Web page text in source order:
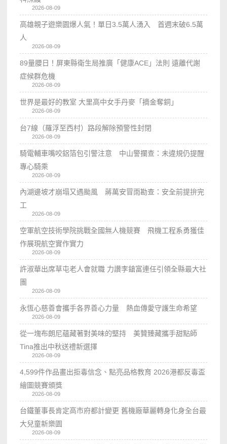
2026-08-09
高雄親子遊樂園爆人氣！單日3.5萬人湧入 首週末破6.5萬
人
2026-08-09
89量腰日！屏東縣衛生局推廣「健康ACE」法則 遠離代謝
症候群危機
2026-08-09
世界是最好的教室 大里高中女手丹麥「摘金奪銅」
2026-08-09
台7線（羅浮至西村）路段解除預警性封閉
2026-08-09
騎電輔車嘴咬鋁箔包引警注意 中山警攔查：未違規仍提醒
專心騎乘
2026-08-09
內湖邊坡才崩塌又遇颱風 蔣萬安冒雨勘查：安全前提拚完
工
2026-08-09
空軍航空技術學院挑戰全國無人機競賽 飛機工程系勇獲佳
作展現航空實作實力
2026-08-09
許淑華出席草屯老人會就職 力讚李鎗富連任引領全縣最大社
團
2026-08-09
永恆心慈善會攜手各界善心力量 熱血傳愛守護生命希望
2026-08-09
從一塊布朗尼蘊藏著對美味的堅持 美贊臻藏攜手甜點師
Tina推出中秋送禮新選擇
2026-08-09
4,599件作品畫出拒毒信念、點亮品格教育 2026港都反毒盃
繪圖競賽頒獎
2026-08-09
台鐵董事長肯定高市府都計變更 舊機廠華麗轉身化身全台最
大兒童新樂園
2026-08-09